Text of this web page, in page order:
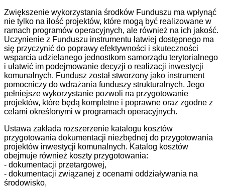
Zwiększenie wykorzystania środków Funduszu ma wpłynąć
nie tylko na ilość projektów, które mogą być realizowane w
ramach programów operacyjnych, ale również na ich jakość.
Uczynienie z Funduszu instrumentu łatwiej dostępnego ma
się przyczynić do poprawy efektywności i skuteczności
wsparcia udzielanego jednostkom samorządu terytorialnego
i ułatwić im podejmowanie decyzji o realizacji inwestycji
komunalnych. Fundusz został stworzony jako instrument
pomocniczy do wdrażania funduszy strukturalnych. Jego
pełniejsze wykorzystanie pozwoli na przygotowanie
projektów, które będą kompletne i poprawne oraz zgodne z
celami określonymi w programach operacyjnych.
Ustawa zakłada rozszerzenie katalogu kosztów
przygotowania dokumentacji niezbędnej do przygotowania
projektów inwestycji komunalnych. Katalog kosztów
obejmuje również koszty przygotowania:
- dokumentacji przetargowej,
- dokumentacji związanej z ocenami oddziaływania na
środowisko,